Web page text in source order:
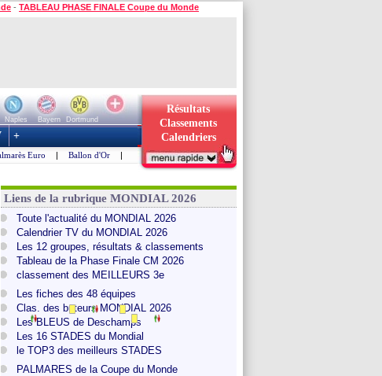
- TABLEAU PHASE FINALE Coupe du Monde
Naples Bayern
Dortmund
Résultats
Classements
Calendriers
+
Euro | Ballon d'Or |
Liens de la rubrique MONDIAL 2026
Toute l'actualité du MONDIAL 2026
Calendrier TV du MONDIAL 2026
Les 12 groupes, résultats & classements
Tableau de la Phase Finale CM 2026
classement des MEILLEURS 3e
Les fiches des 48 équipes
Clas. des buteurs MONDIAL 2026
Les BLEUS de Deschamps
Les 16 STADES du Mondial
le TOP3 des meilleurs STADES
PALMARES de la Coupe du Monde